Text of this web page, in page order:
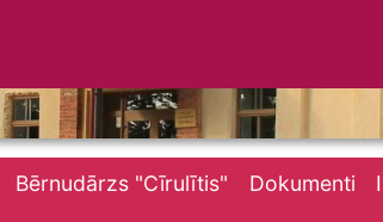
Bērnudārzs "Cīrulītis" Dokumenti